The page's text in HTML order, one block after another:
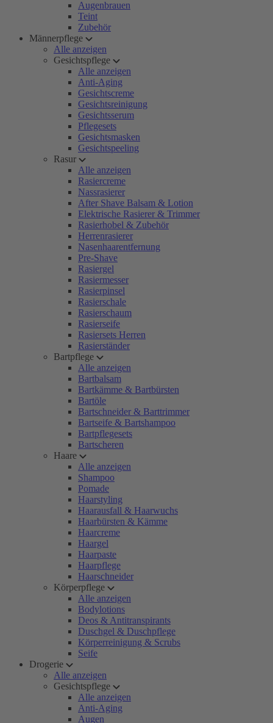
Augenbrauen
Teint
Zubehör
Männerpflege
Alle anzeigen
Gesichtspflege
Alle anzeigen
Anti-Aging
Gesichtscreme
Gesichtsreinigung
Gesichtsserum
Pflegesets
Gesichtsmasken
Gesichtspeeling
Rasur
Alle anzeigen
Rasiercreme
Nassrasierer
After Shave Balsam & Lotion
Elektrische Rasierer & Trimmer
Rasierhobel & Zubehör
Herrenrasierer
Nasenhaarentfernung
Pre-Shave
Rasiergel
Rasiermesser
Rasierpinsel
Rasierschale
Rasierschaum
Rasierseife
Rasiersets Herren
Rasierständer
Bartpflege
Alle anzeigen
Bartbalsam
Bartkämme & Bartbürsten
Bartöle
Bartschneider & Barttrimmer
Bartseife & Bartshampoo
Bartpflegesets
Bartscheren
Haare
Alle anzeigen
Shampoo
Pomade
Haarstyling
Haarausfall & Haarwuchs
Haarbürsten & Kämme
Haarcreme
Haargel
Haarpaste
Haarpflege
Haarschneider
Körperpflege
Alle anzeigen
Bodylotions
Deos & Antitranspirants
Duschgel & Duschpflege
Körperreinigung & Scrubs
Seife
Drogerie
Alle anzeigen
Gesichtspflege
Alle anzeigen
Anti-Aging
Augen